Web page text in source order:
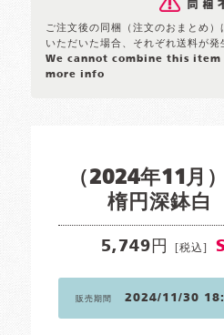
ご注文後の同梱（注文のおまとめ
いただいた場合、それぞれ送料が発
We cannot combine this
more info
（2024年11月
楕円深鉢
5,749円 [税込]
販売期間 2024/11/30